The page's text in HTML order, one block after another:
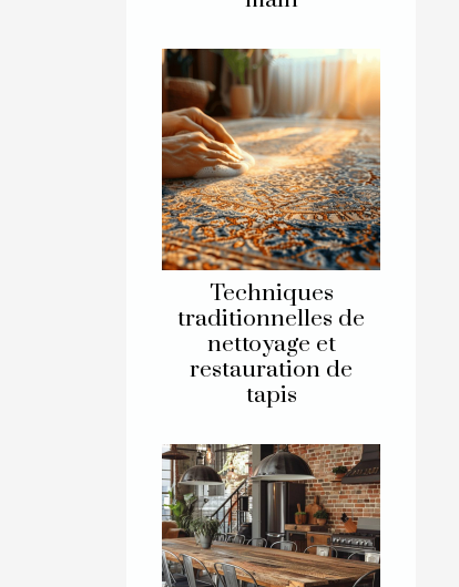
Techniques
traditionnelles de
nettoyage et
restauration de
tapis